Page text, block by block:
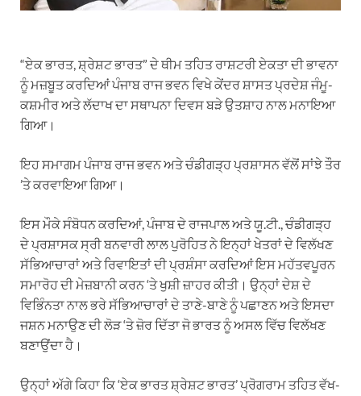
“ਏਕ ਭਾਰਤ, ਸ਼੍ਰੇਸ਼ਟ ਭਾਰਤ” ਦੇ ਥੀਮ ਤਹਿਤ ਰਾਸ਼ਟਰੀ ਏਕਤਾ ਦੀ ਭਾਵਨਾ
ਨੂੰ ਮਜ਼ਬੂਤ ਕਰਦਿਆਂ ਪੰਜਾਬ ਰਾਜ ਭਵਨ ਵਿਖੇ ਕੇਂਦਰ ਸ਼ਾਸਤ ਪ੍ਰਦੇਸ਼ ਜੰਮੂ-
ਕਸ਼ਮੀਰ ਅਤੇ ਲੱਦਾਖ ਦਾ ਸਥਾਪਨਾ ਦਿਵਸ ਬੜੇ ਉਤਸ਼ਾਹ ਨਾਲ ਮਨਾਇਆ
ਗਿਆ।
ਇਹ ਸਮਾਗਮ ਪੰਜਾਬ ਰਾਜ ਭਵਨ ਅਤੇ ਚੰਡੀਗੜ੍ਹ ਪ੍ਰਸ਼ਾਸਨ ਵੱਲੋਂ ਸਾਂਝੇ ਤੌਰ
’ਤੇ ਕਰਵਾਇਆ ਗਿਆ।
ਇਸ ਮੌਕੇ ਸੰਬੋਧਨ ਕਰਦਿਆਂ, ਪੰਜਾਬ ਦੇ ਰਾਜਪਾਲ ਅਤੇ ਯੂ.ਟੀ., ਚੰਡੀਗੜ੍ਹ
ਦੇ ਪ੍ਰਸ਼ਾਸਕ ਸ੍ਰੀ ਬਨਵਾਰੀ ਲਾਲ ਪੁਰੋਹਿਤ ਨੇ ਇਨ੍ਹਾਂ ਖੇਤਰਾਂ ਦੇ ਵਿਲੱਖਣ
ਸੱਭਿਆਚਾਰਾਂ ਅਤੇ ਰਿਵਾਇਤਾਂ ਦੀ ਪ੍ਰਸ਼ੰਸਾ ਕਰਦਿਆਂ ਇਸ ਮਹੱਤਵਪੂਰਨ
ਸਮਾਰੋਹ ਦੀ ਮੇਜ਼ਬਾਨੀ ਕਰਨ ‘ਤੇ ਖੁਸ਼ੀ ਜ਼ਾਹਰ ਕੀਤੀ। ਉਨ੍ਹਾਂ ਦੇਸ਼ ਦੇ
ਵਿਭਿੰਨਤਾ ਨਾਲ ਭਰੇ ਸੱਭਿਆਚਾਰਾਂ ਦੇ ਤਾਣੇ-ਬਾਣੇ ਨੂੰ ਪਛਾਣਨ ਅਤੇ ਇਸਦਾ
ਜਸ਼ਨ ਮਨਾਉਣ ਦੀ ਲੋੜ ‘ਤੇ ਜ਼ੋਰ ਦਿੱਤਾ ਜੋ ਭਾਰਤ ਨੂੰ ਅਸਲ ਵਿੱਚ ਵਿਲੱਖਣ
ਬਣਾਉਂਦਾ ਹੈ।
ਉਨ੍ਹਾਂ ਅੱਗੇ ਕਿਹਾ ਕਿ ‘ਏਕ ਭਾਰਤ ਸ਼੍ਰੇਸ਼ਟ ਭਾਰਤ’ ਪ੍ਰੋਗਰਾਮ ਤਹਿਤ ਵੱਖ-